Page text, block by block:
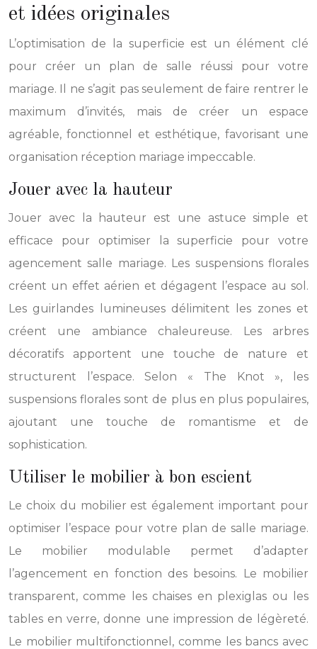
et idées originales
L’optimisation de la superficie est un élément clé
pour créer un plan de salle réussi pour votre
mariage. Il ne s’agit pas seulement de faire rentrer le
maximum d’invités, mais de créer un espace
agréable, fonctionnel et esthétique, favorisant une
organisation réception mariage impeccable.
Jouer avec la hauteur
Jouer avec la hauteur est une astuce simple et
efficace pour optimiser la superficie pour votre
agencement salle mariage. Les suspensions florales
créent un effet aérien et dégagent l’espace au sol.
Les guirlandes lumineuses délimitent les zones et
créent une ambiance chaleureuse. Les arbres
décoratifs apportent une touche de nature et
structurent l’espace. Selon « The Knot », les
suspensions florales sont de plus en plus populaires,
ajoutant une touche de romantisme et de
sophistication.
Utiliser le mobilier à bon escient
Le choix du mobilier est également important pour
optimiser l’espace pour votre plan de salle mariage.
Le mobilier modulable permet d’adapter
l’agencement en fonction des besoins. Le mobilier
transparent, comme les chaises en plexiglas ou les
tables en verre, donne une impression de légèreté.
Le mobilier multifonctionnel, comme les bancs avec